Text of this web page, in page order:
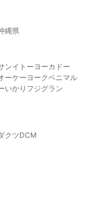
縄県
ンイトーヨーカドー
ーケー ヨークベニマル
いかり フジグラン
クツDCM